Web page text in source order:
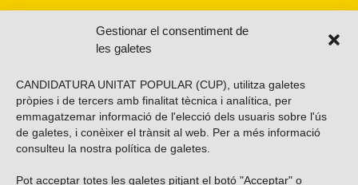
Gestionar el consentiment de
les galetes
CANDIDATURA UNITAT POPULAR (CUP), utilitza galetes
pròpies i de tercers amb finalitat tècnica i analítica, per
emmagatzemar informació de l'elecció dels usuaris sobre l'ús
de galetes, i conèixer el trànsit al web. Per a més informació
consulteu la nostra política de galetes
Pot acceptar totes les galetes pitjant el botó "Acceptar" o